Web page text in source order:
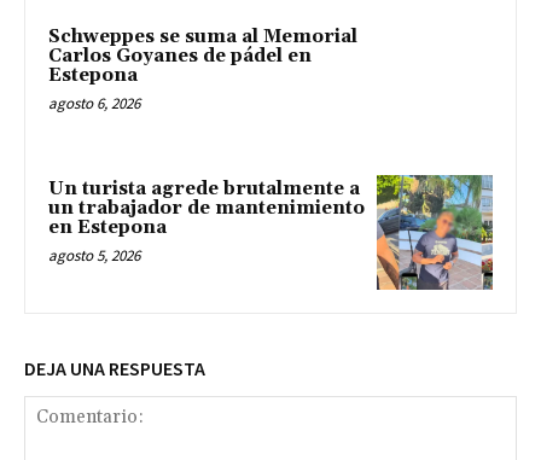
Schweppes se suma al Memorial
Carlos Goyanes de pádel en
Estepona
agosto 6, 2026
Un turista agrede brutalmente a
un trabajador de mantenimiento
en Estepona
agosto 5, 2026
DEJA UNA RESPUESTA